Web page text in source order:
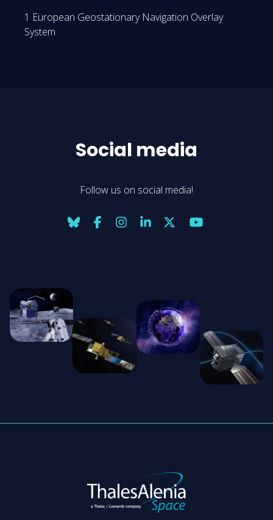
1 European Geostationary Navigation Overlay
System
Social media
Follow us on social media!